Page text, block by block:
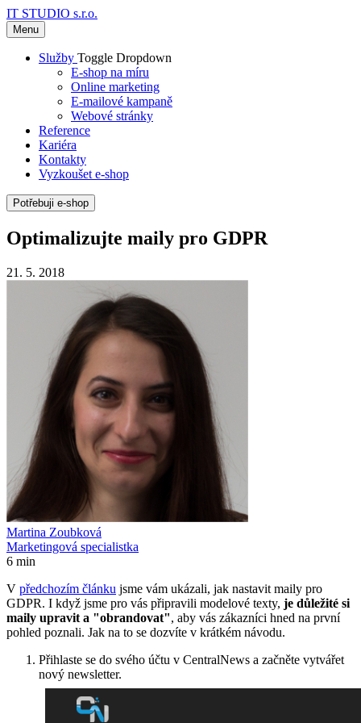
IT STUDIO s.r.o.
Menu
Služby Toggle Dropdown
E-shop na míru
Online marketing
E-mailové kampaně
Webové stránky
Reference
Kariéra
Kontakty
Vyzkoušet e-shop
Potřebuji e-shop
Optimalizujte maily pro GDPR
21. 5. 2018
Martina Zoubková
Marketingová specialistka
6 min
V předchozím článku jsme vám ukázali, jak nastavit maily pro
GDPR. I když jsme pro vás připravili modelové texty, je důležité si
maily upravit a "obrandovat", aby vás zákazníci hned na první
pohled poznali. Jak na to se dozvíte v krátkém návodu.
Přihlaste se do svého účtu v CentralNews a začněte vytvářet
nový newsletter.